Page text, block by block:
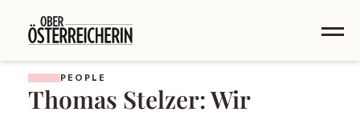
PEOPLE
Thomas Stelzer: Wir